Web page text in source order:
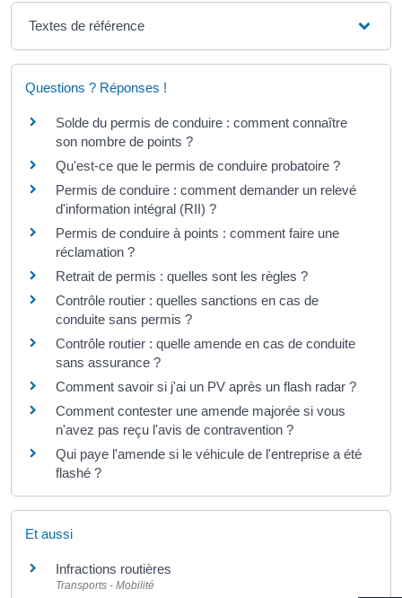
Textes de référence
Questions ? Réponses !
Solde du permis de conduire : comment connaître
son nombre de points ?
Qu'est-ce que le permis de conduire probatoire ?
Permis de conduire : comment demander un relevé
d'information intégral (RII) ?
Permis de conduire à points : comment faire une
réclamation ?
Retrait de permis : quelles sont les règles ?
Contrôle routier : quelles sanctions en cas de
conduite sans permis ?
Contrôle routier : quelle amende en cas de conduite
sans assurance ?
Comment savoir si j'ai un PV après un flash radar ?
Comment contester une amende majorée si vous
n'avez pas reçu l'avis de contravention ?
Qui paye l'amende si le véhicule de l'entreprise a été
flashé ?
Et aussi
Infractions routières
Transports - Mobilité